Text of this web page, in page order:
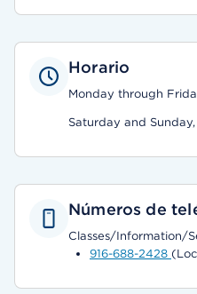
Horario
Monday through
Saturday and Sunday,
Números de
Classes/Information/
916-688-2428